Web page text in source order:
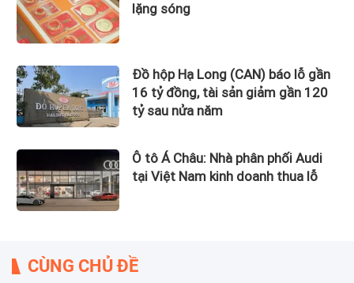
lặng sóng
Đồ hộp Hạ Long (CAN) báo lỗ gần
16 tỷ đồng, tài sản giảm gần 120
tỷ sau nửa năm
Ô tô Á Châu: Nhà phân phối Audi
tại Việt Nam kinh doanh thua lỗ
CÙNG CHỦ ĐỀ